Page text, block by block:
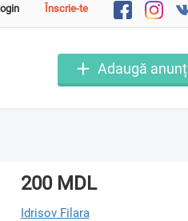
Înscrie-te
Adaugă anunț
200 MDL
Idrisov Filara